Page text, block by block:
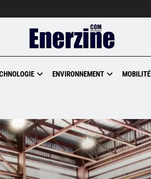
ENVIRONNEMENT MOBILITÉ